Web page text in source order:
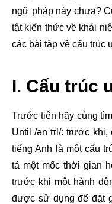
ngữ pháp này chưa?
tật kiến thức về khái
các bài tập về cấu trúc
I. Cấu trúc
Trước tiên hãy cùng
Until /ənˈtɪl/: trước khi,
tiếng Anh là một cấu
tả một mốc thời gian
trước khi một hành
được sử dụng để đặt